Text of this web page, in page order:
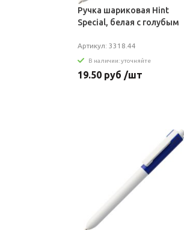
Ручка шариковая Hint
Special, белая с голубым
Артикул: 3318.44
В наличии: уточняйте
19.50 руб /шт